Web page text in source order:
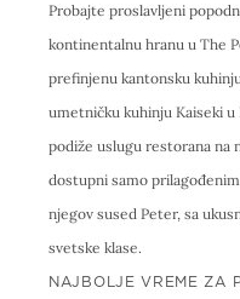
Probajte proslavljeni
kontinentalnu hranu u The
prefinjenu kantonsku
umetničku kuhinju Kaiseki
podiže uslugu restorana na
dostupni samo
njegov sused Peter, sa
svetske klase.
NAJBOLJE VREME ZA